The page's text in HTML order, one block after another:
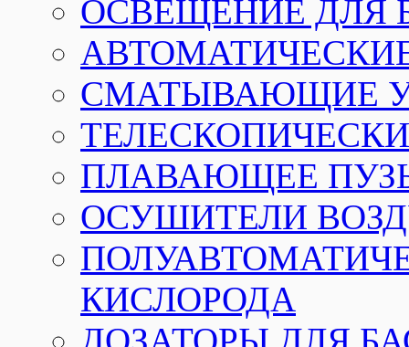
ОСВЕЩЕНИЕ ДЛЯ
СМАТЫВАЮЩИЕ
ПЛАВАЮЩЕЕ
ОСУШИТЕЛИ
КИСЛОРОДА